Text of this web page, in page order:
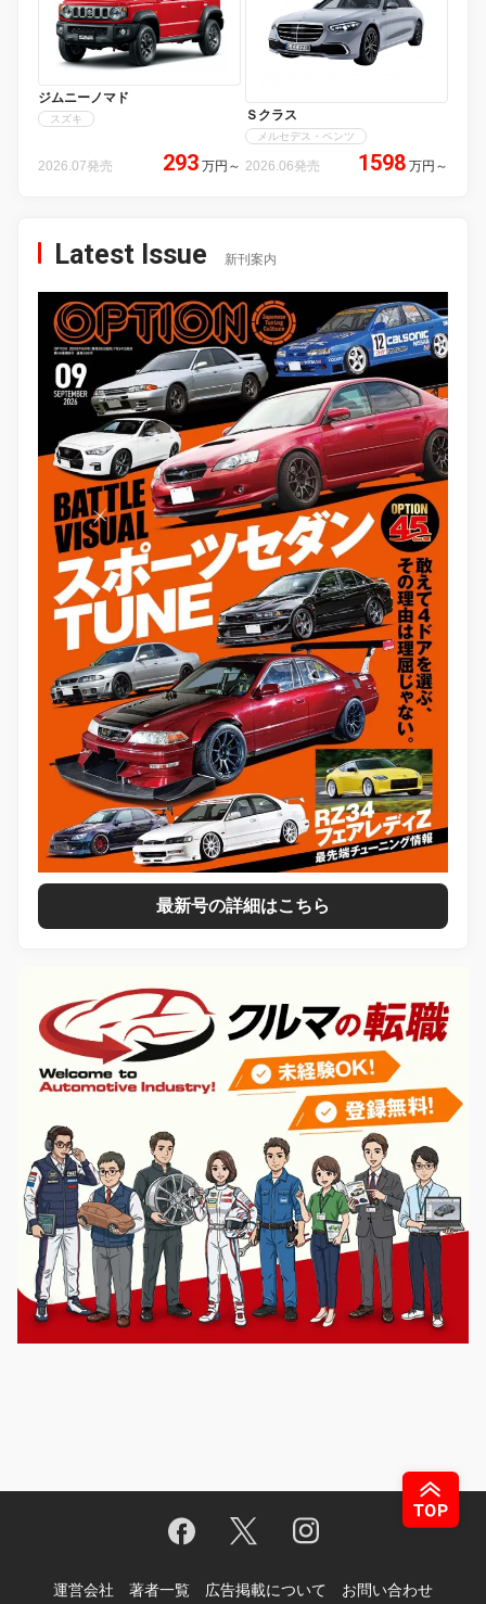
ジムニーノマド
スズキ
2026.07発売 293 万円 ～
Ｓクラス
メルセデス・ベンツ
2026.06発売 1598 万円 ～
Latest Issue 新刊案内
最新号の詳細はこちら
運営会社 著者一覧 広告掲載について お問い合わせ